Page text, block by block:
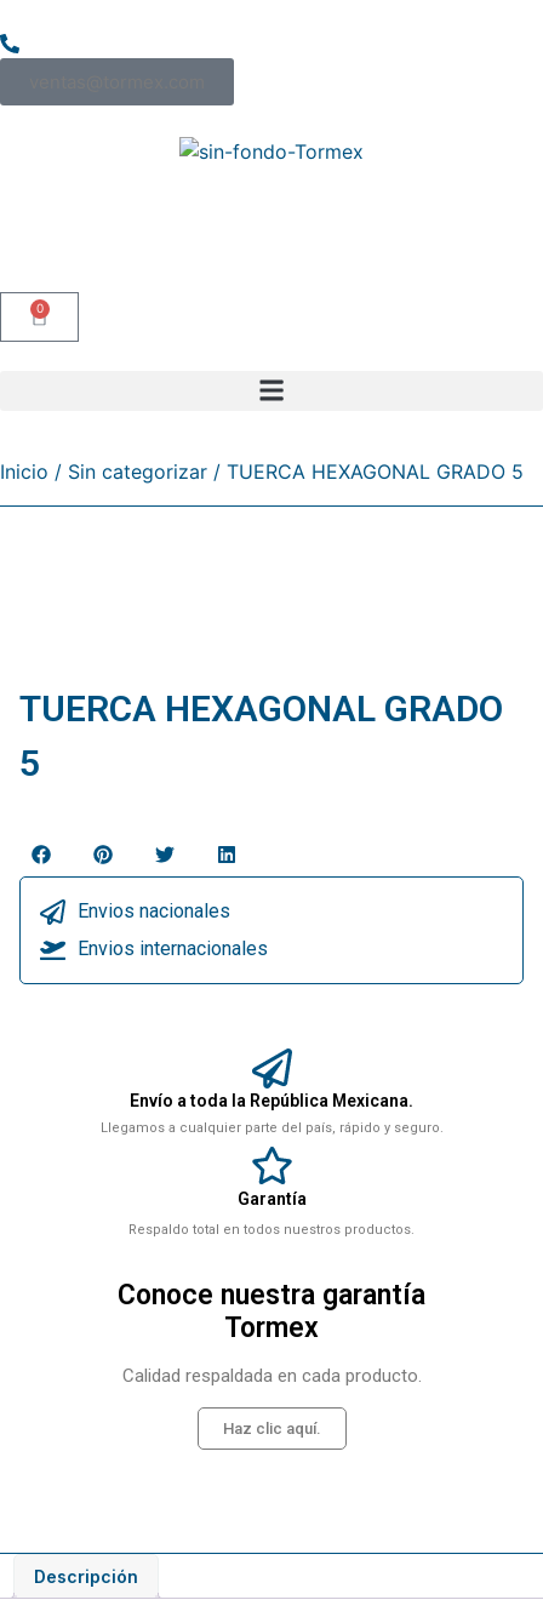
0
Inicio / Sin categorizar / TUERCA HEXAGONAL GRADO 5
TUERCA HEXAGONAL GRADO
5
Envios nacionales
Envios internacionales
Envío a toda la República Mexicana.
Llegamos a cualquier parte del país, rápido y seguro.
Garantía
Respaldo total en todos nuestros productos.
Conoce nuestra garantía
Tormex
Calidad respaldada en cada producto.
Haz clic aquí.
Descripción